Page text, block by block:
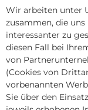
Wir arbeiten unter
zusammen, die
interessanter zu
diesen Fall bei
von
(Cookies von
vorbenannten
Sie über den